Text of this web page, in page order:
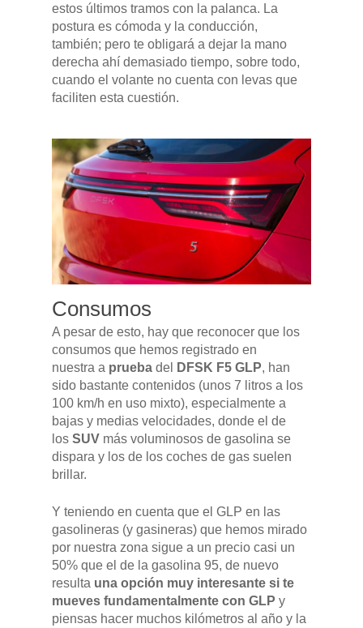
estos últimos tramos con la palanca. La
postura es cómoda y la conducción,
también; pero te obligará a dejar la mano
derecha ahí demasiado tiempo, sobre todo,
cuando el volante no cuenta con levas que
faciliten esta cuestión.
Consumos
A pesar de esto, hay que reconocer que los
consumos que hemos registrado en
nuestra a prueba del DFSK F5 GLP, han
sido bastante contenidos (unos 7 litros a los
100 km/h en uso mixto), especialmente a
bajas y medias velocidades, donde el de
los SUV más voluminosos de gasolina se
dispara y los de los coches de gas suelen
brillar.
Y teniendo en cuenta que el GLP en las
gasolineras (y gasineras) que hemos mirado
por nuestra zona sigue a un precio casi un
50% que el de la gasolina 95, de nuevo
resulta una opción muy interesante si te
mueves fundamentalmente con GLP y
piensas hacer muchos kilómetros al año y la